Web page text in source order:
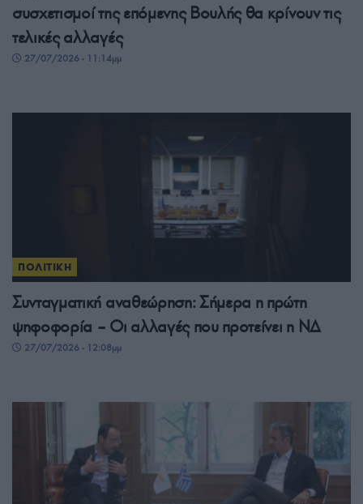
συσχετισμοί της επόμενης Βουλής θα κρίνουν τις
τελικές αλλαγές
27/07/2026 - 11:14μμ
ΠΟΛΙΤΙΚΗ
Συνταγματική αναθεώρηση: Σήμερα η πρώτη
ψηφοφορία – Οι αλλαγές που προτείνει η ΝΔ
27/07/2026 - 12:08μμ